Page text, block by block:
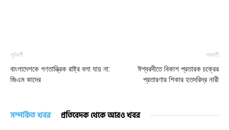
পূর্ববর্তী
বাংলাদেশকে গণতান্ত্রিক রাষ্ট্র বলা যায় না:
জিএম কাদের
পরবর্তী
ঈশ্বরদীতে বিকাশ প্রতারক চক্রের
প্রতারণার শিকার হতদরিদ্র নারী
সম্পর্কিত খবর প্রতিবেদক থেকে আরও খবর